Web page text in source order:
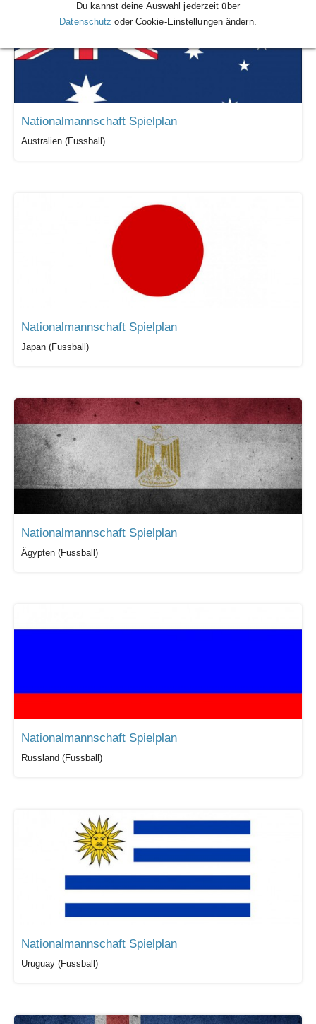
Nationalmannschaft Spielplan
Australien (Fussball)
Nationalmannschaft Spielplan
Japan (Fussball)
Nationalmannschaft Spielplan
Ägypten (Fussball)
Nationalmannschaft Spielplan
Russland (Fussball)
Nationalmannschaft Spielplan
Uruguay (Fussball)
Du kannst deine Auswahl jederzeit über
Datenschutz oder Cookie-Einstellungen ändern.